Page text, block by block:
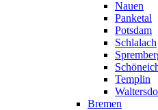
Nauen
Panketal
Potsdam
Schlalach
Templin
Bremen